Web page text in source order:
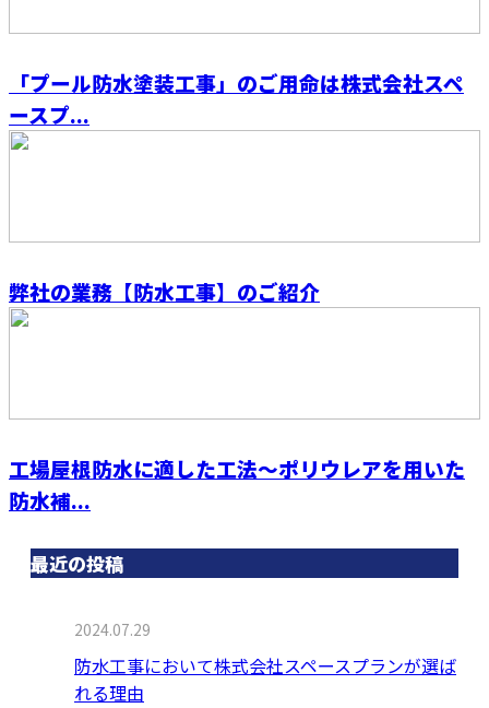
「プール防水塗装工事」のご用命は株式会社スペ
ースプ...
弊社の業務【防水工事】のご紹介
工場屋根防水に適した工法～ポリウレアを用いた
防水補...
最近の投稿
2024.07.29
防水工事において株式会社スペースプランが選ば
れる理由